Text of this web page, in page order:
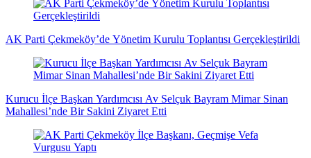
AK Parti Çekmeköy’de Yönetim Kurulu Toplantısı Gerçekleştirildi
Kurucu İlçe Başkan Yardımcısı Av Selçuk Bayram Mimar Sinan
Mahallesi’nde Bir Sakini Ziyaret Etti